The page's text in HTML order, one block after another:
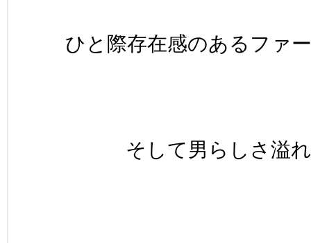
ひと際存在感のあるファ
そして男らしさ溢